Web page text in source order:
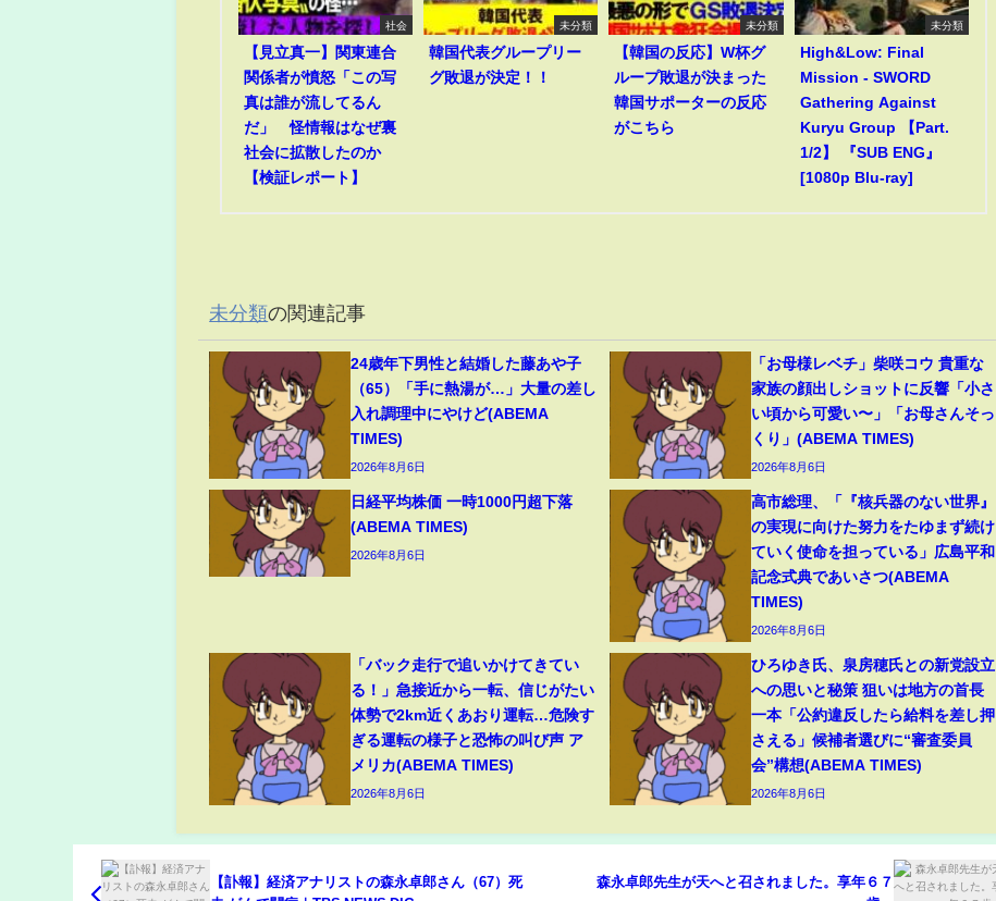
社会
【見立真一】関東連合
関係者が憤怒「この写
真は誰が流してるん
だ」 怪情報はなぜ裏
社会に拡散したのか
【検証レポート】
未分類
韓国代表グループリー
グ敗退が決定！！
未分類
【韓国の反応】W杯グ
ループ敗退が決まった
韓国サポーターの反応
がこちら
未分類
High&Low: Final
Mission - SWORD
Gathering Against
Kuryu Group 【Part.
1/2】 『SUB ENG』
[1080p Blu-ray]
未分類の関連記事
24歳年下男性と結婚した藤あや子
（65）「手に熱湯が…」大量の差し
入れ調理中にやけど(ABEMA
TIMES)
2026年8月6日
「お母様レベチ」柴咲コウ 貴重な
家族の顔出しショットに反響「小さ
い頃から可愛い〜」「お母さんそっ
くり」(ABEMA TIMES)
2026年8月6日
日経平均株価 一時1000円超下落
(ABEMA TIMES)
2026年8月6日
高市総理、「『核兵器のない世界』
の実現に向けた努力をたゆまず続け
ていく使命を担っている」広島平和
記念式典であいさつ(ABEMA
TIMES)
2026年8月6日
「バック走行で追いかけてきてい
る！」急接近から一転、信じがたい
体勢で2km近くあおり運転…危険す
ぎる運転の様子と恐怖の叫び声 ア
メリカ(ABEMA TIMES)
2026年8月6日
ひろゆき氏、泉房穂氏との新党設立
への思いと秘策 狙いは地方の首長
一本「公約違反したら給料を差し押
さえる」候補者選びに“審査委員
会”構想(ABEMA TIMES)
2026年8月6日
【訃報】経済アナリストの森永卓郎さん（67）死
森永卓郎先生が天へと召されました。享年６７